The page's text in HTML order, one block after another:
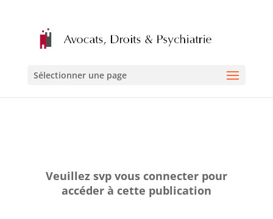
Sélectionner une page
Veuillez svp vous connecter pour
accéder à cette publication